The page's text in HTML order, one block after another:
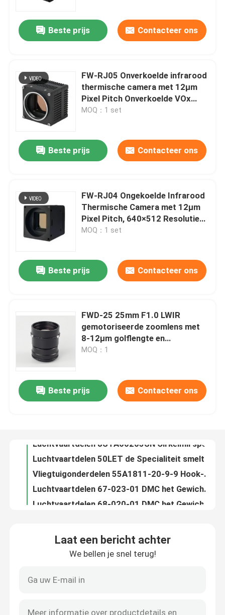
Thuis
Producten
Video's
Vraag een offerte
Luchtvaartdelen
Beste prijs Contacteer ons
FW-RJ05 Onverkoelde infrarood
thermische camera met 12μm
Pixel Pitch Onverkoelde VOx
IRFPA-detector en 1280×1024
MOQ：1 set
Beste prijs Contacteer ons
FW-RJ04 Ongekoelde Infrarood
Thermische Camera met 12µm
Pixel Pitch, 640×512 Resolutie
en NETD ≤40mk@25℃ voor
MOQ：1 set
Beste prijs Contacteer ons
FWD-25 25mm F1.0 LWIR
gemotoriseerde zoomlens met
8-12μm golflengte en
athermaliseerd ontwerp in
MOQ：1
Beste prijs Contacteer ons
Laat een bericht achter
We bellen je snel terug!